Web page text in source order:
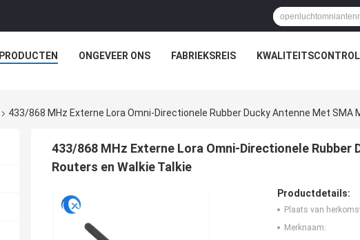
PRODUCTEN ONGEVEER ONS FABRIEKSREIS
433/868 MHz Externe Lora Omni-Directionele Rubber Ducky Antenne Met SMA
433/868 MHz Externe Lora Omni-Directionele Rubber
Routers en Walkie Talkie
Productdetails:
Plaats van
Merknaam: